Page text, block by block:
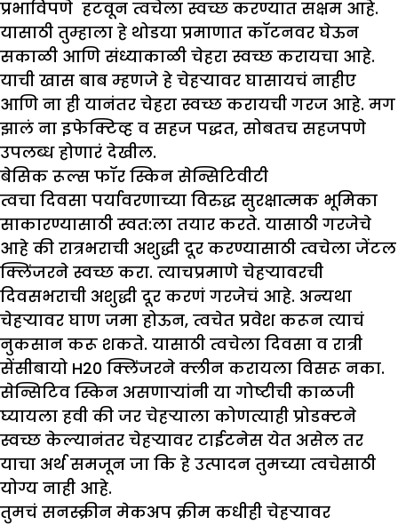
प्रभाविपणे हटवून त्वचेला स्वच्छ करण्यात सक्षम आहे.
यासाठी तुम्हाला हे थोडया प्रमाणात कॉटनवर घेऊन
सकाळी आणि संध्याकाळी चेहरा स्वच्छ करायचा आहे.
याची खास बाब म्हणजे हे चेहऱ्यावर घासायचं नाहीए
आणि ना ही यानंतर चेहरा स्वच्छ करायची गरज आहे. मग
झालं ना इफेक्टिव्ह व सहज पद्धत, सोबतच सहजपणे
उपलब्ध होणारं देखील.
बेसिक रूल्स फॉर स्किन सेन्सिटिवीटी
त्वचा दिवसा पर्यावरणाच्या विरुद्ध सुरक्षात्मक भूमिका
साकारण्यासाठी स्वत:ला तयार करते. यासाठी गरजेचे
आहे की रात्रभराची अशुद्धी दूर करण्यासाठी त्वचेला जेंटल
क्लिंजरने स्वच्छ करा. त्याचप्रमाणे चेहऱ्यावरची
दिवसभराची अशुद्धी दूर करणं गरजेचं आहे. अन्यथा
चेहऱ्यावर घाण जमा होऊन, त्वचेत प्रवेश करून त्याचं
नुकसान करू शकते. यासाठी त्वचेला दिवसा व रात्री
सेंसीबायो H20 क्लिंजरने क्लीन करायला विसरू नका.
सेन्सिटिव स्किन असणाऱ्यांनी या गोष्टीची काळजी
घ्यायला हवी की जर चेहऱ्याला कोणत्याही प्रोडक्टने
स्वच्छ केल्यानंतर चेहऱ्यावर टाईटनेस येत असेल तर
याचा अर्थ समजून जा कि हे उत्पादन तुमच्या त्वचेसाठी
योग्य नाही आहे.
तुमचं सनस्क्रीन मेकअप क्रीम कधीही चेहऱ्यावर